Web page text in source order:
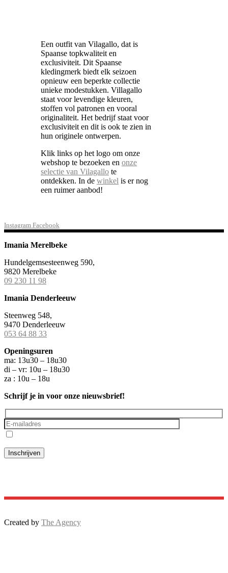
Een outfit van Vilagallo, dat is
Spaanse topkwaliteit en
exclusiviteit. Dit Spaanse
kledingmerk biedt elk seizoen
opnieuw een beperkte collectie
unieke modestukken. Villagallo
staat voor levendige kleuren,
stoffen vol patronen en vooral
originaliteit. Het bedrijf staat voor
exclusiviteit en dit is ook te zien in
hun originele ontwerpen.
Klik links op het logo om onze
webshop te bezoeken en onze
selectie van Vilagallo te
ontdekken. In de winkel is er nog
een ruimer aanbod!
Instagram Facebook
Imania Merelbeke
Hundelgemsesteenweg 590,
9820 Merelbeke
09 230 11 98
Imania Denderleeuw
Steenweg 548,
9470 Denderleeuw
053 64 88 33
Openingsuren
ma: 13u30 – 18u30
di – vr: 10u – 18u30
za : 10u – 18u
Schrijf je in voor onze nieuwsbrief!
Created by The Agency